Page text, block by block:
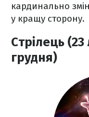
кардинально
у кращу сторону.
Стрілець
грудня)